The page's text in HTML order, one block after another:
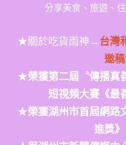
分享美食、旅遊、
★關於吃貨雨神→台灣
邀
★榮獲第二屆〝傳播真
短視頻大賽《最
★榮獲湖州市首屆網路
進獎》